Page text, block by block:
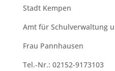
Stadt Kempen
Amt für Schulverwaltung
Frau Pannhausen
Tel.-Nr.: 02152-